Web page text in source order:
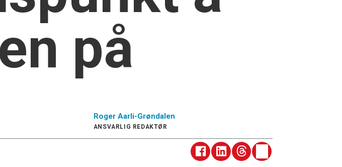
på
Roger Aarli-Grøndalen
ANSVARLIG REDAKTØR